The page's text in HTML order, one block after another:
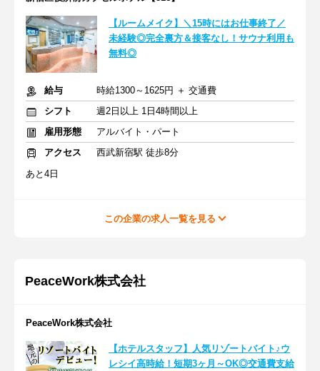
【ルームメイク】＼15時にはお仕事終了／
未経験◎完全裏方＆接客なし！サウナ利用も
無料◎
給与
時給1300～1625円 ＋ 交通費
シフト
週2日以上 1日4時間以上
雇用形態
アルバイト・パート
アクセス
西武新宿駅 徒歩8分
あと4日
この企業の求人一覧を見る
PeaceWork株式会社
PeaceWork株式会社
【ホテルスタッフ】人気リゾートバイト♪ウ
レシイ高時給！短期3ヶ月～OK◎交通費支給